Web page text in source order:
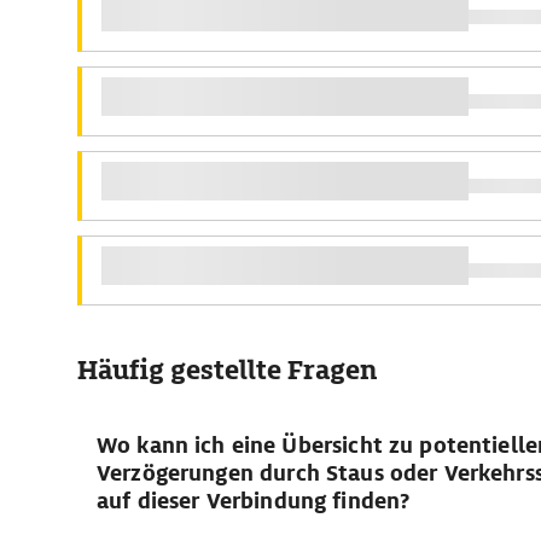
Häufig gestellte Fragen
Wo kann ich eine Übersicht zu
Verzögerungen durch Staus oder
auf dieser Verbindung finden?